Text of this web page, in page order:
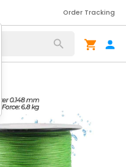
Order Tracking